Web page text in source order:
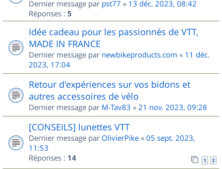
Dernier message par pst77 « 13 déc. 2023, 08:42
Réponses : 5
Idée cadeau pour les passionnés de VTT,
MADE IN FRANCE
Dernier message par newbikeproducts.com « 11 déc.
2023, 17:04
Retour d'expériences sur vos bidons et
autres accessoires de vélo
Dernier message par M-Tav83 « 21 nov. 2023, 09:28
[CONSEILS] lunettes VTT
Dernier message par OlivierPike « 05 sept. 2023,
11:53
Réponses : 14 1 2